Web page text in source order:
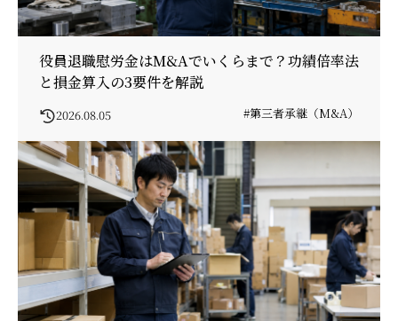
役員退職慰労金はM&Aでいくらまで？功績倍率法
と損金算入の3要件を解説
2026.08.05 #第三者承継（M&A）